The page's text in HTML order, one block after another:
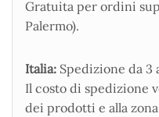
Gratuita per ordini
Palermo).
Italia: Spedizione da 3
Il costo di spedizione
dei prodotti e alla